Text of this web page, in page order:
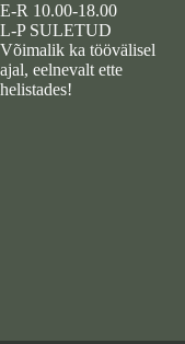
E-R 10.00-18.00
L-P SULETUD
Võimalik ka töövälisel
ajal, eelnevalt ette
helistades!